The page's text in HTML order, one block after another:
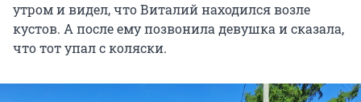
утром и видел, что Виталий находился возле
кустов. А после ему позвонила девушка и сказала,
что тот упал с коляски.